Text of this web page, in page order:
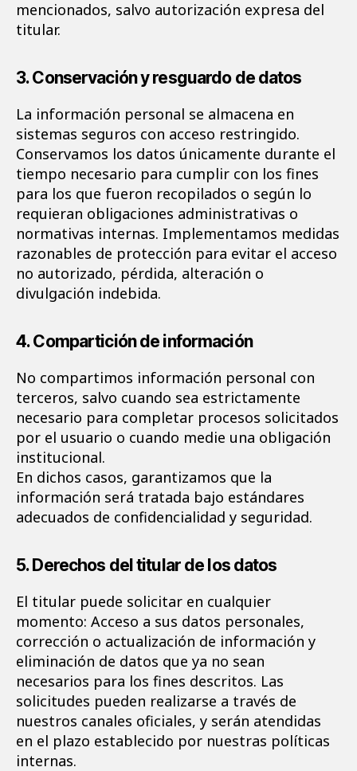
mencionados, salvo autorización expresa del
titular.
3. Conservación y resguardo de datos
La información personal se almacena en
sistemas seguros con acceso restringido.
Conservamos los datos únicamente durante el
tiempo necesario para cumplir con los fines
para los que fueron recopilados o según lo
requieran obligaciones administrativas o
normativas internas. Implementamos medidas
razonables de protección para evitar el acceso
no autorizado, pérdida, alteración o
divulgación indebida.
4. Compartición de información
No compartimos información personal con
terceros, salvo cuando sea estrictamente
necesario para completar procesos solicitados
por el usuario o cuando medie una obligación
institucional.
En dichos casos, garantizamos que la
información será tratada bajo estándares
adecuados de confidencialidad y seguridad.
5. Derechos del titular de los datos
El titular puede solicitar en cualquier
momento: Acceso a sus datos personales,
corrección o actualización de información y
eliminación de datos que ya no sean
necesarios para los fines descritos. Las
solicitudes pueden realizarse a través de
nuestros canales oficiales, y serán atendidas
en el plazo establecido por nuestras políticas
internas.